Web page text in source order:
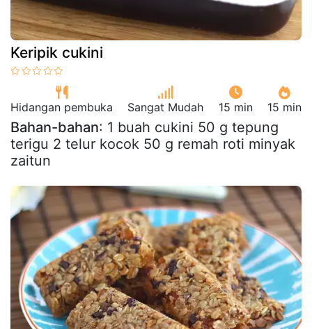
Keripik cukini
Hidangan pembuka Sangat Mudah 15 min 15 min
Bahan-bahan: 1 buah cukini 50 g tepung
terigu 2 telur kocok 50 g remah roti minyak
zaitun